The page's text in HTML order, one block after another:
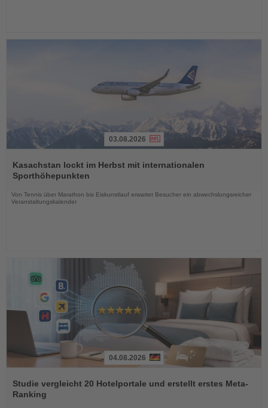
Sie
die
Nachrichten
03.08.2026
Kasachstan lockt im Herbst mit internationalen
Sporthöhepunkten
Von Tennis über Marathon bis Eiskunstlauf erwartet Besucher ein abwechslungsreicher
Veranstaltungskalender
Sie
die
Nachrichten
04.08.2026
Studie vergleicht 20 Hotelportale und erstellt erstes Meta-
Ranking